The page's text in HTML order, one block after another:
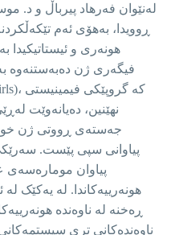
لەنێوان فەرهاد پیرباڵ و د.
ڕوویدا، بەهۆی ئەم
هونەری و ئیستاتیکیدا
فیگەری ژن دەبەستنەوە
نهێنین، دەیانەوێت
جەستەی ڕووتی ژن
پیاوانی سپی پێست.
پیاوان مومارەسەی
هونەرییەکاندا. لە یەکێک لە
ڕەخنە لە ناوەندە
ناوەندەکانی تری